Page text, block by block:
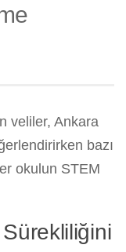
veliler, Ankara
bazı
okulun STEM